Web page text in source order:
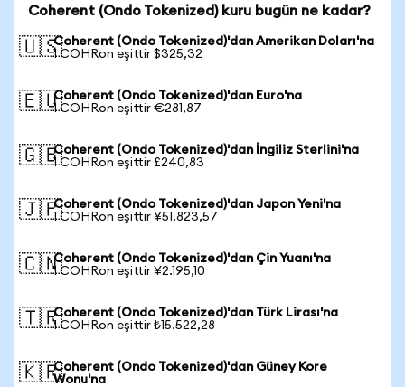
Coherent (Ondo Tokenized) kuru bugün ne kadar?
🇺🇸Coherent (Ondo Tokenized)'dan Amerikan Doları'na
1 COHRon eşittir $325,32
🇪🇺Coherent (Ondo Tokenized)'dan Euro'na
1 COHRon eşittir €281,87
🇬🇧Coherent (Ondo Tokenized)'dan İngiliz Sterlini'na
1 COHRon eşittir £240,83
🇯🇵Coherent (Ondo Tokenized)'dan Japon Yeni'na
1 COHRon eşittir ¥51.823,57
🇨🇳Coherent (Ondo Tokenized)'dan Çin Yuanı'na
1 COHRon eşittir ¥2.195,10
🇹🇷Coherent (Ondo Tokenized)'dan Türk Lirası'na
1 COHRon eşittir ₺15.522,28
🇰🇷Coherent (Ondo Tokenized)'dan Güney Kore
Wonu'na